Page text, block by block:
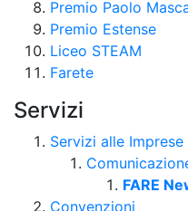
Premio Paolo
Premio Estense
Liceo STEAM
Farete
Servizi
Servizi alle Imprese
FARE
Convenzioni